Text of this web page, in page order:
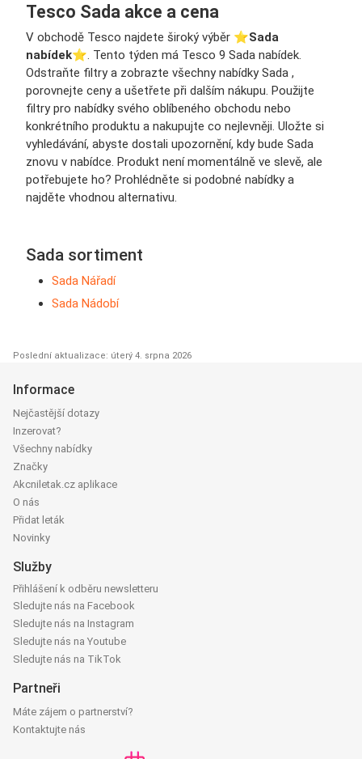
Tesco Sada akce a cena
V obchodě Tesco najdete široký výběr ⭐️Sada
nabídek⭐️. Tento týden má Tesco 9 Sada nabídek.
Odstraňte filtry a zobrazte všechny nabídky Sada ,
porovnejte ceny a ušetřete při dalším nákupu. Použijte
filtry pro nabídky svého oblíbeného obchodu nebo
konkrétního produktu a nakupujte co nejlevněji. Uložte si
vyhledávání, abyste dostali upozornění, kdy bude Sada
znovu v nabídce. Produkt není momentálně ve slevě, ale
potřebujete ho? Prohlédněte si podobné nabídky a
najděte vhodnou alternativu.
Sada sortiment
Sada Nářadí
Sada Nádobí
Poslední aktualizace: úterý 4. srpna 2026
Informace
Nejčastější dotazy
Inzerovat?
Všechny nabídky
Značky
Akcniletak.cz aplikace
O nás
Přidat leták
Novinky
Služby
Přihlášení k odběru newsletteru
Sledujte nás na Facebook
Sledujte nás na Instagram
Sledujte nás na Youtube
Sledujte nás na TikTok
Partneři
Máte zájem o partnerství?
Kontaktujte nás